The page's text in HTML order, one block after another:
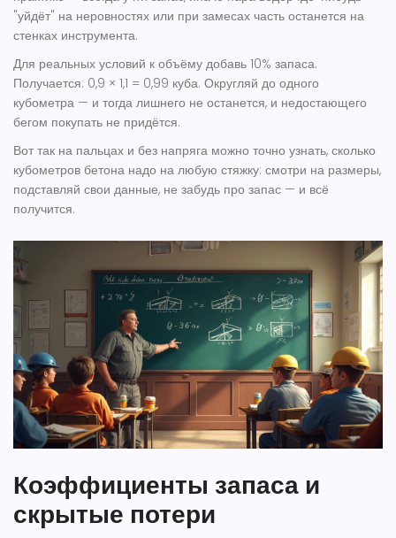
"уйдёт" на неровностях или при замесах часть останется на
стенках инструмента.
Для реальных условий к объёму добавь 10% запаса.
Получается: 0,9 × 1,1 = 0,99 куба. Округляй до одного
кубометра — и тогда лишнего не останется, и недостающего
бегом покупать не придётся.
Вот так на пальцах и без напряга можно точно узнать, сколько
кубометров бетона надо на любую стяжку: смотри на размеры,
подставляй свои данные, не забудь про запас — и всё
получится.
Коэффициенты запаса и
скрытые потери